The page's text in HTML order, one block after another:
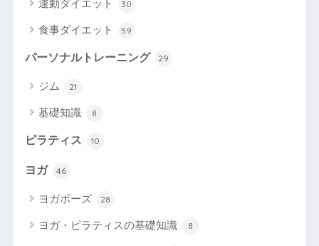
運動ダイエット 30
食事ダイエット 59
パーソナルトレーニング 29
ジム 21
基礎知識 8
ピラティス 10
ヨガ 46
ヨガポーズ 28
ヨガ・ピラティスの基礎知識 8